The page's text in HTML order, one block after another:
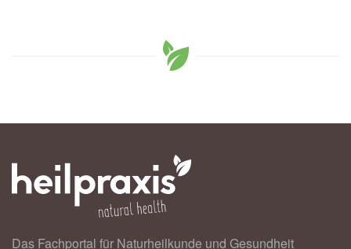
Das Fachportal für Naturheilkunde und Gesundheit